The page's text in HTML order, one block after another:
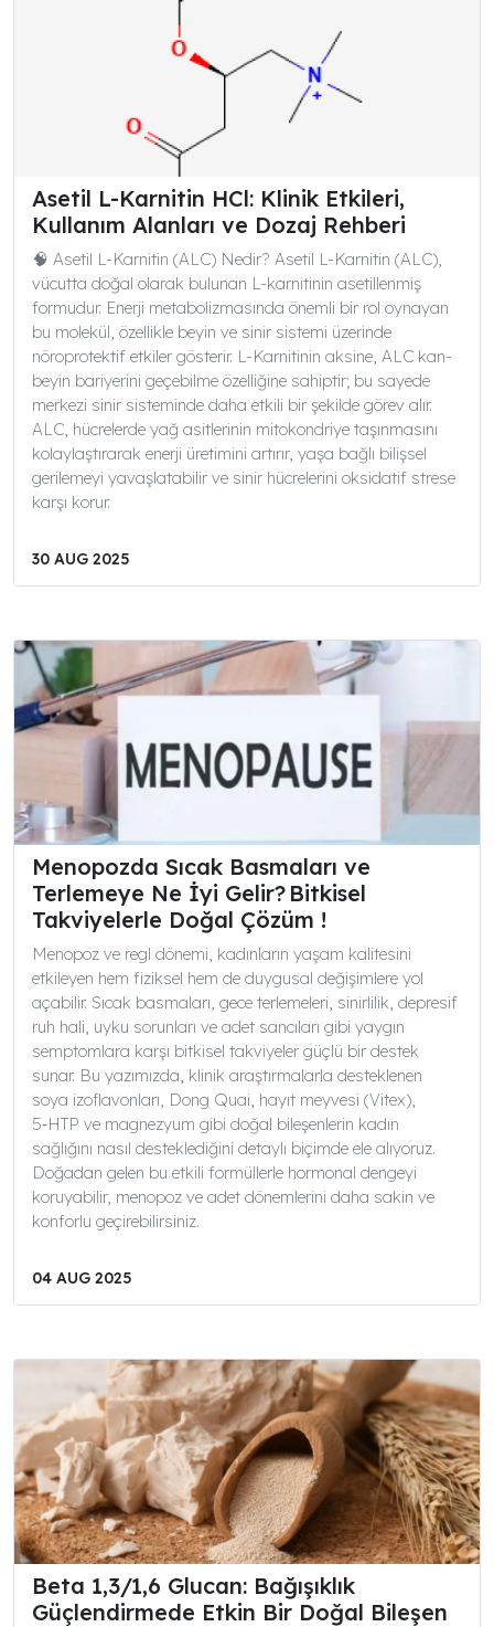
Asetil L-Karnitin HCl: Klinik Etkileri,
Kullanım Alanları ve Dozaj Rehberi
🧠 Asetil L-Karnitin (ALC) Nedir? Asetil L-Karnitin (ALC),
vücutta doğal olarak bulunan L-karnitinin asetillenmiş
formudur. Enerji metabolizmasında önemli bir rol oynayan
bu molekül, özellikle beyin ve sinir sistemi üzerinde
nöroprotektif etkiler gösterir. L-Karnitinin aksine, ALC kan-
beyin bariyerini geçebilme özelliğine sahiptir; bu sayede
merkezi sinir sisteminde daha etkili bir şekilde görev alır.
ALC, hücrelerde yağ asitlerinin mitokondriye taşınmasını
kolaylaştırarak enerji üretimini artırır, yaşa bağlı bilişsel
gerilemeyi yavaşlatabilir ve sinir hücrelerini oksidatif strese
karşı korur.
30 AUG 2025
Menopozda Sıcak Basmaları ve
Terlemeye Ne İyi Gelir? Bitkisel
Takviyelerle Doğal Çözüm !
Menopoz ve regl dönemi, kadınların yaşam kalitesini
etkileyen hem fiziksel hem de duygusal değişimlere yol
açabilir. Sıcak basmaları, gece terlemeleri, sinirlilik, depresif
ruh hali, uyku sorunları ve adet sancıları gibi yaygın
semptomlara karşı bitkisel takviyeler güçlü bir destek
sunar. Bu yazımızda, klinik araştırmalarla desteklenen
soya izoflavonları, Dong Quai, hayıt meyvesi (Vitex),
5‑HTP ve magnezyum gibi doğal bileşenlerin kadın
sağlığını nasıl desteklediğini detaylı biçimde ele alıyoruz.
Doğadan gelen bu etkili formüllerle hormonal dengeyi
koruyabilir, menopoz ve adet dönemlerini daha sakin ve
konforlu geçirebilirsiniz.
04 AUG 2025
Beta 1,3/1,6 Glucan: Bağışıklık
Güçlendirmede Etkin Bir Doğal Bileşen